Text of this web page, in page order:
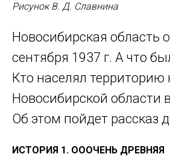
Рисунок В. Д. Славнина
Новосибирская область
сентября 1937 г. А что
Кто населял
Новосибирской области
Об этом пойдет рассказ
ИСТОРИЯ 1. ОООЧЕНЬ ДРЕВНЯЯ